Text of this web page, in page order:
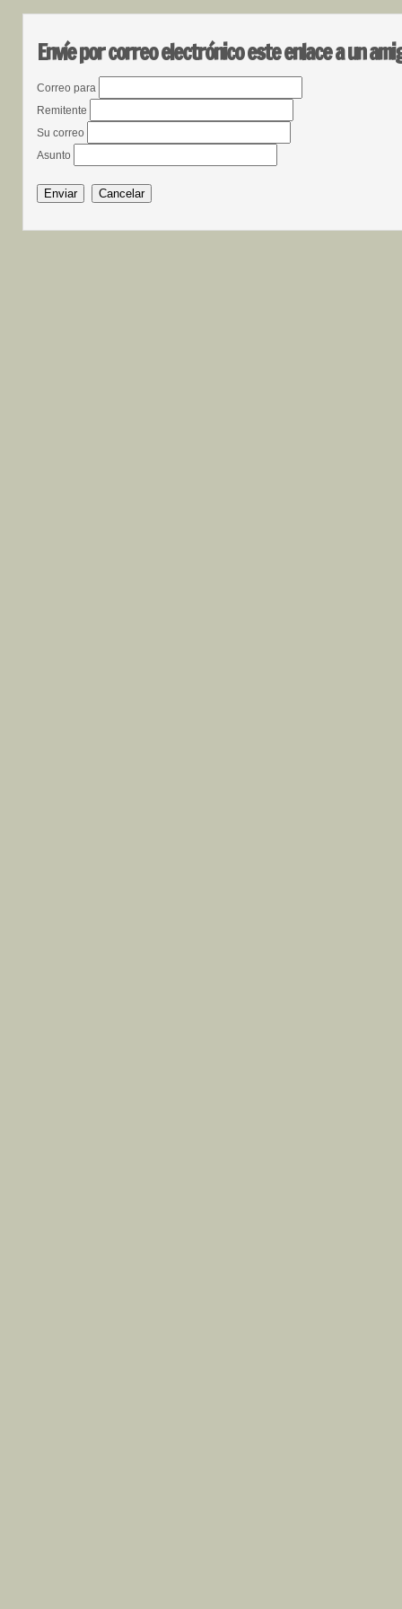
Envíe por correo electrónico este enlace a un
Correo para
Remitente
Su correo
Asunto
Enviar Cancelar